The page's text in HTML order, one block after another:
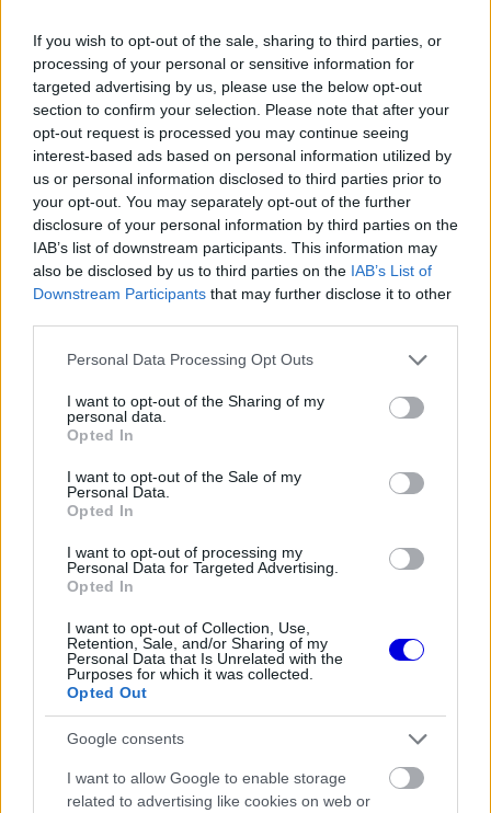
If you wish to opt-out of the sale, sharing to third parties, or
processing of your personal or sensitive information for
targeted advertising by us, please use the below opt-out
section to confirm your selection. Please note that after your
opt-out request is processed you may continue seeing
interest-based ads based on personal information utilized by
us or personal information disclosed to third parties prior to
your opt-out. You may separately opt-out of the further
disclosure of your personal information by third parties on the
IAB’s list of downstream participants. This information may
also be disclosed by us to third parties on the IAB’s List of
Downstream Participants that may further disclose it to other
Please note that this website/app uses one or more Google
not limited to your visit or usage behaviour. You may click to
grant or deny consent to Google and its third-party tags to
use your data for below specified purposes in below Google
consent section.
Personal Data Processing Opt Outs
I want to opt-out of the Sharing of my
personal data.
Opted In
I want to opt-out of the Sale of my
Personal Data.
Opted In
I want to opt-out of processing my
Personal Data for Targeted Advertising.
Opted In
I want to opt-out of Collection, Use,
Retention, Sale, and/or Sharing of my
Personal Data that Is Unrelated with the
Purposes for which it was collected.
Opted Out
Google consents
I want to allow Google to enable storage
related to advertising like cookies on web or
engedélyezett számon felül is használtak
komponenseket – rendre 5 vagy 10 helyes
büntetésekről volt szó, teljes motorcseréknél
pedig rajtrácsvégi indulás volt az ítélet.
És mivel a csapatok próbáltak úgy taktikázni,
hogy azokon a pályákon vállalták be a büntetést,
amelyeken könnyebb előzni, így Monzában 9
nem tudta, hogyan fog kinézni a rajtrács.
is
loading.
This
modal
the server or network failed or because the format
A 2022-es szezon folyamán mindössze azAston
Ricciardo maradt ki a büntetéscunamiból, a